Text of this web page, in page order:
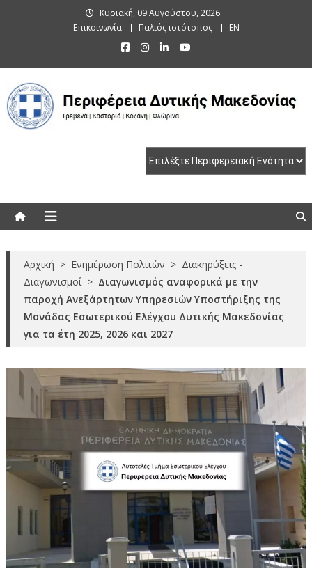
Κυριακή, 09 Αυγούστου, 2026
Επικοινωνία
Παλιός ιστότοπος EN
Αρχική > Ενημέρωση Πολιτών > Διακηρύξεις -
Διαγωνισμοί > Διαγωνισμός αναφορικά με την
παροχή Ανεξάρτητων Υπηρεσιών Υποστήριξης της
Μονάδας Εσωτερικού Ελέγχου Δυτικής Μακεδονίας
για τα έτη 2025, 2026 και 2027